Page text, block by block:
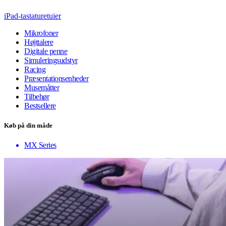
iPad-tastaturetuier
Mikrofoner
Højttalere
Digitale penne
Simuleringsudstyr
Racing
Præsentationsenheder
Musemåtter
Tilbehør
Bestsellere
Køb på din måde
MX Series